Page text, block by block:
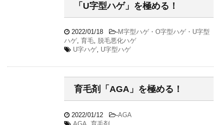
「U字型ハゲ」を極める！
2022/01/18 -M字型ハゲ・O字型ハゲ・U字型
ハゲ 育毛
脱毛悪化ハゲ
U字ハゲ U字型ハゲ
育毛剤「AGA」を極める！
2022/01/12 -AGA